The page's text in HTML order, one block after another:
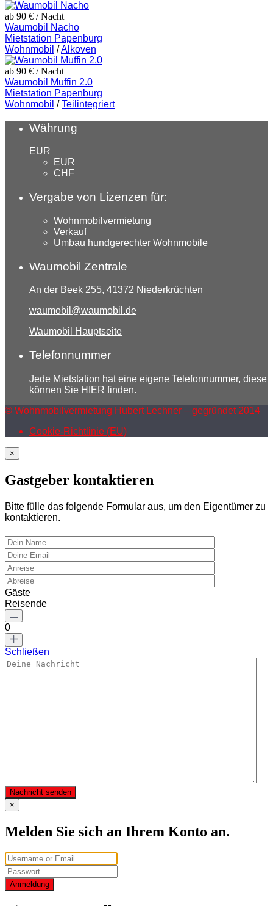
ab 90 € / Nacht
Waumobil Nacho
Mietstation Papenburg
Wohnmobil /Alkoven
ab 90 € / Nacht
Waumobil Muffin 2.0
Mietstation Papenburg
Wohnmobil /Teilintegriert
Währung
EUR
EUR
CHF
Vergabe von Lizenzen für:
Wohnmobilvermietung
Verkauf
Umbau hundgerechter Wohnmobile
Waumobil Zentrale
An der Beek 255, 41372 Niederkrüchten
waumobil@waumobil.de
Waumobil Hauptseite
Telefonnummer
Jede Mietstation hat eine eigene Telefonnummer, diese
können Sie HIER finden.
© Wohnmobilvermietung Hubert Lechner – gegründet 2014
Cookie-Richtlinie (EU)
×
Gastgeber kontaktieren
Bitte fülle das folgende Formular aus, um den Eigentümer zu
kontaktieren.
Gäste
Reisende
0
Schließen
Nachricht senden
×
Melden Sie sich an Ihrem Konto an.
Anmeldung